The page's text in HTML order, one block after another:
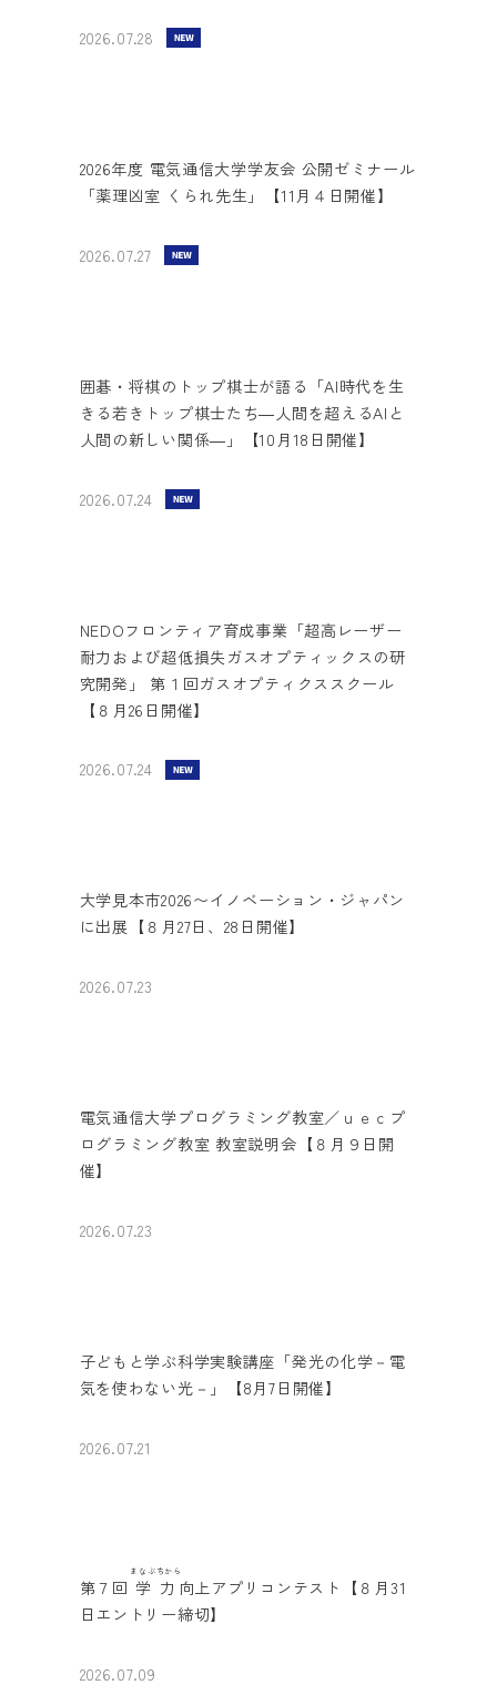
2026.07.28
2026年度 電気通信大学学友会 公開ゼミナール
「薬理凶室 くられ先生」【11月４日開催】
2026.07.27
囲碁・将棋のトップ棋士が語る「AI時代を生
きる若きトップ棋士たち―人間を超えるAIと
人間の新しい関係―」【10月18日開催】
2026.07.24
NEDOフロンティア育成事業「超高レーザー
耐力および超低損失ガスオプティックスの研
究開発」 第１回ガスオプティクススクール
【８月26日開催】
2026.07.24
大学見本市2026〜イノベーション・ジャパン
に出展【８月27日、28日開催】
2026.07.23
電気通信大学プログラミング教室／ｕｅｃプ
ログラミング教室 教室説明会【８月９日開
催】
2026.07.23
子どもと学ぶ科学実験講座「発光の化学－電
気を使わない光－」【8月7日開催】
2026.07.21
第７回 学力
まなぶちから
向上アプリコンテスト【８月31
日エントリー締切】
2026.07.09